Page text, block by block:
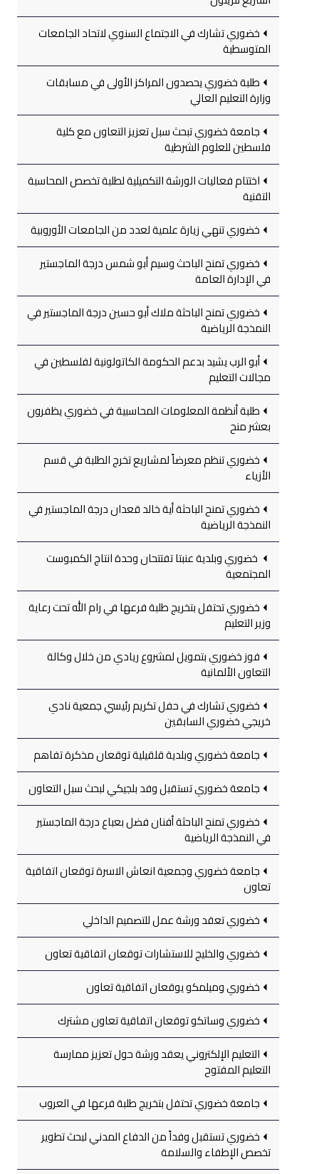
خضوري تشارك في الاجتماع السنوي لاتحاد الجامعات
المتوسطية
طلبة خضوري يحصدون المراكز الأولى في مسابقات
وزارة التعليم العالي
جامعة خضوري تبحث سبل تعزيز التعاون مع كلية
فلسطين للعلوم الشرطية
اختتام فعاليات الورشة التكميلية لطلبة تخصص المحاسبة
التقنية
خضوري تنهي زيارة علمية لعدد من الجامعات الأوروبية
خضوري تمنح الباحث وسيم أبو شمس درجة الماجستير
في الإدارة العامة
خضوري تمنح الباحثة ملاك أبو حسين درجة الماجستير في
النمذجة الرياضية
أبو الرب يشيد بدعم الحكومة الكاتولونية لفلسطين في
مجالات التعليم
طلبة أنظمة المعلومات المحاسبية في خضوري يظفرون
بعشر منح
خضوري تنظم معرضاً لمشاريع تخرج الطلبة في قسم
الأزياء
خضوري تمنح الباحثة أية خالد قعدان درجة الماجستير في
النمذجة الرياضية
خضوري وبلدية عنبتا تفتتحان وحدة انتاج الكمبوست
المجتمعية
خضوري تحتفل بتخريج طلبة فرعها في رام الله تحت رعاية
وزير التعليم
فوز خضوري بتمويل لمشروع ريادي من خلال وكالة
التعاون الألمانية
خضوري تشارك في حفل تكريم رئيسي جمعية نادي
خريجي خضوري السابقين
جامعة خضوري وبلدية قلقيلية توقعان مذكرة تفاهم
جامعة خضوري تستقبل وفد بلجيكي لبحث سبل التعاون
خضوري تمنح الباحثة أفنان فضل بعباع درجة الماجستير
في النمذجة الرياضية
جامعة خضوري وجمعية انعاش الاسرة توقعان اتفاقية
تعاون
خضوري تعقد ورشة عمل للتصميم الداخلي
خضوري والخليج للاستشارات توقعان اتفاقية تعاون
خضوري وميلمكو يوقعان اتفاقية تعاون
خضوري وساتكو توقعان اتفاقية تعاون مشترك
التعليم الإلكتروني يعقد ورشة حول تعزيز ممارسة
التعليم المفتوح
جامعة خضوري تحتفل بتخريج طلبة فرعها في العروب
خضوري تستقبل وفداً من الدفاع المدني لبحث تطوير
تخصص الإطفاء والسلامة